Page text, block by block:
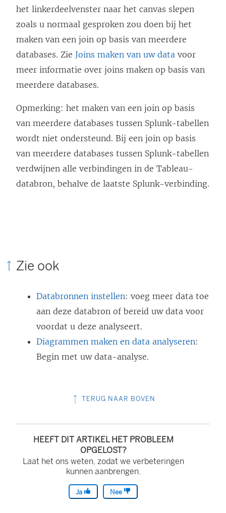
het linkerdeelvenster naar het canvas slepen
zoals u normaal gesproken zou doen bij het
maken van een join op basis van meerdere
databases. Zie Joins maken van uw data voor
meer informatie over joins maken op basis van
meerdere databases.
Opmerking: het maken van een join op basis
van meerdere databases tussen Splunk-tabellen
wordt niet ondersteund. Bij een join op basis
van meerdere databases tussen Splunk-tabellen
verdwijnen alle verbindingen in de Tableau-
databron, behalve de laatste Splunk-verbinding.
Zie ook
Databronnen instellen: voeg meer data toe
aan deze databron of bereid uw data voor
voordat u deze analyseert.
Diagrammen maken en data analyseren:
Begin met uw data-analyse.
TERUG NAAR BOVEN
HEEFT DIT ARTIKEL HET PROBLEEM
OPGELOST?
Laat het ons weten, zodat we verbeteringen
kunnen aanbrengen.
Ja Nee